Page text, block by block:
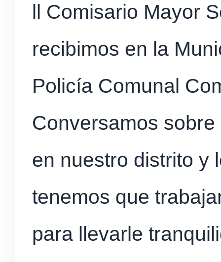
ll Comisario Mayor
recibimos en la
Policía Comunal
Conversamos
en nuestro distrito y
tenemos que
para llevarle